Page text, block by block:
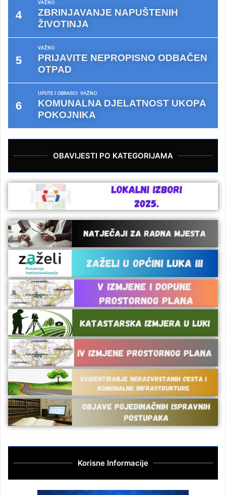
VAŽNO
ZBRINJAVANJE NAPUŠTENIH
ŽIVOTINJA
VAŽNO
PRIJAVITE NEPROPISNO ODBAČEN
OTPAD
UPUTE I OBRASCI VAŽNO
KOMUNALNA DJELATNOST UKOPA
POKOJNIKA
OBAVIJESTI PO KATEGORIJAMA
Korisne Informacije